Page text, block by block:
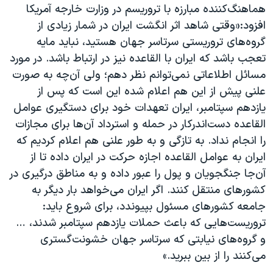
هماهنگ‌کننده مبارزه با تروریسم در وزارت خارجه آمریکا
افزود:‌«وقتی شاهد اثر انگشت ایران در شمار زیادی از
گروه‌های تروریستی سرتاسر جهان هستید، نباید مایه
تعجب باشد که ایران با القاعده نیز در ارتباط باشد. در مورد
مسائل اطلاعاتی نمی‌توانم نظر دهم؛ ولی آن‌چه به صورت
علنی پیش از این هم اعلام شده این است که پس از
یازدهم سپتامبر، ایران تعهدات خود برای دستگیری عوامل
القاعده دست‌اندرکار در حمله و استرداد آن‌ها برای مجازات
را انجام نداد. به تازگی و به طور علنی هم اعلام کردیم که
ایران به عوامل القاعده اجازه حرکت در ایران داده تا از
آن‌جا جنگجویان و پول را عبور داده و به مناطق درگیری در
کشورهای منتقل کنند. اگر ایران می‌خواهد بار دیگر به
جامعه کشورهای مسئول بپیوندد، برای شروع باید:
تروریست‌هایی که باعث حملات یازدهم سپتامبر شدند، …
و گروه‌های نیابتی که سرتاسر جهان خشونت‌گستری
می‌کنند را از بین ببرید.»